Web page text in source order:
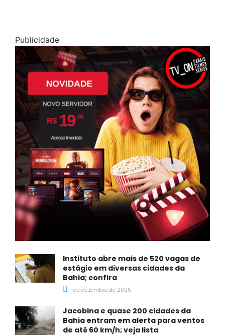
Publicidade
Instituto abre mais de 520 vagas de
estágio em diversas cidades da
Bahia; confira
1 de dezembro de 2025
Jacobina e quase 200 cidades da
Bahia entram em alerta para ventos
de até 60 km/h; veja lista